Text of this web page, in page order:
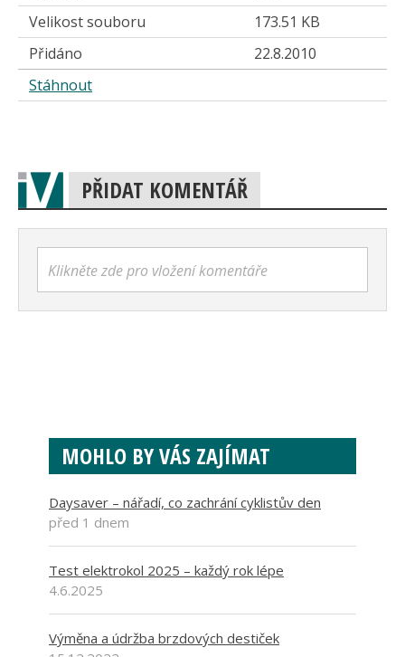
Velikost souboru
173.51 KB
Přidáno
22.8.2010
Stáhnout
PŘIDAT KOMENTÁŘ
Klikněte zde pro vložení komentáře
MOHLO BY VÁS ZAJÍMAT
Daysaver – nářadí, co zachrání cyklistův den
před 1 dnem
Test elektrokol 2025 – každý rok lépe
4.6.2025
Výměna a údržba brzdových destiček